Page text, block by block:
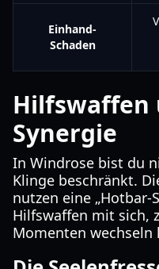
Einhand-
Schaden
Hilfswaffen
Synergie
In Windrose bist du
Klinge beschränkt.
nutzen eine „Hotbar-
Hilfswaffen mit sich,
Momenten wechseln